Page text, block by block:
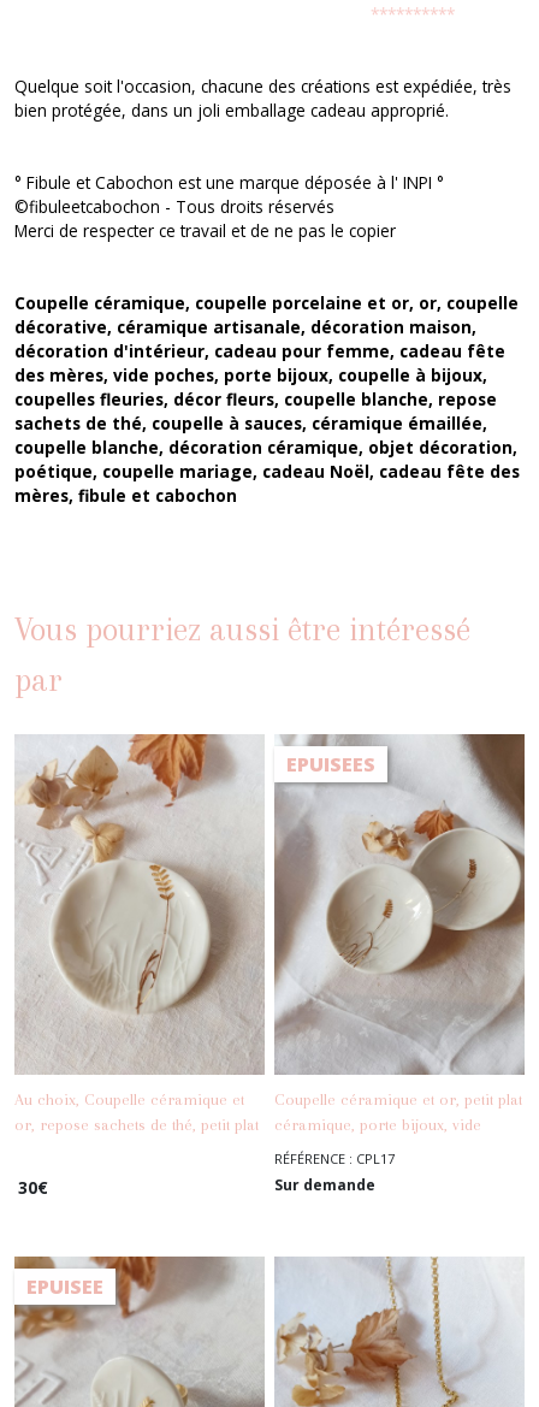
**********
Quelque soit l'occasion, chacune des créations est expédiée, très
bien protégée, dans un joli emballage cadeau approprié.
° Fibule et Cabochon est une marque déposée à l' INPI °
©fibuleetcabochon - Tous droits réservés
Merci de respecter ce travail et de ne pas le copier
Coupelle céramique, coupelle porcelaine et or, or, coupelle
décorative, céramique artisanale, décoration maison,
décoration d'intérieur, cadeau pour femme, cadeau fête
des mères, vide poches, porte bijoux, coupelle à bijoux,
coupelles fleuries, décor fleurs, coupelle blanche, repose
sachets de thé, coupelle à sauces, céramique émaillée,
coupelle blanche, décoration céramique, objet décoration,
poétique, coupelle mariage, cadeau Noël, cadeau fête des
mères, fibule et cabochon
Vous pourriez aussi être intéressé
par
Au choix, Coupelle céramique et
or, repose sachets de thé, petit plat
30€
EPUISEES
Coupelle céramique et or, petit plat
céramique, porte bijoux, vide
poche porcelaine, collection Eté
Indien
La Maison
RÉFÉRENCE : CPL17
Sur demande
EPUISEE